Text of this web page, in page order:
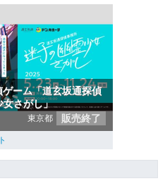
ーム「道玄坂通探偵
さがし」
東京都 販売終了